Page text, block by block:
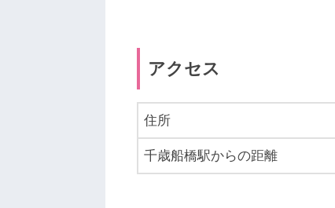
アクセス
住所
千歳船橋駅からの距離